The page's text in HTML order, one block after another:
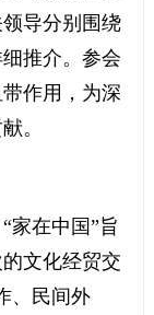
导分别围绕
推介。参会
作用，为深
。
在中国”旨
文化经贸交
、民间外